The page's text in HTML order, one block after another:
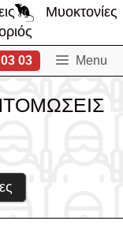
Μυοκτονίες
Menu
03